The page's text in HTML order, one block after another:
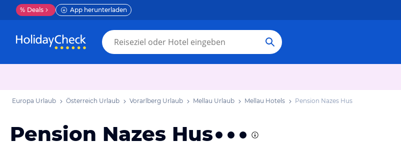
% Deals App herunterladen
Europa Urlaub Österreich Urlaub Vorarlberg Urlaub Mellau Urlaub Mellau Hotels Pension Nazes Hus
Pension Nazes Hus